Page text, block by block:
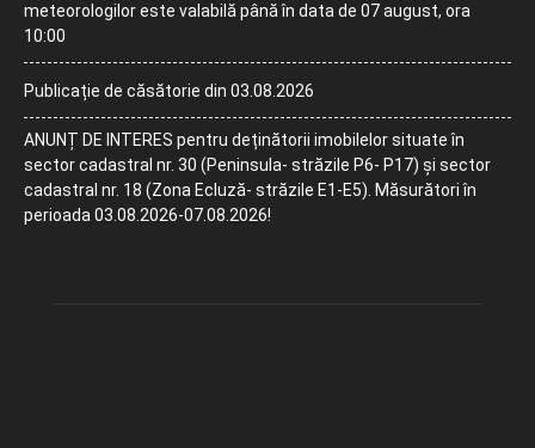
meteorologilor este valabilă până în data de 07 august, ora
10:00
Publicație de căsătorie din 03.08.2026
ANUNȚ DE INTERES pentru deținătorii imobilelor situate în
sector cadastral nr. 30 (Peninsula- străzile P6- P17) și sector
cadastral nr. 18 (Zona Ecluză- străzile E1-E5). Măsurători în
perioada 03.08.2026-07.08.2026!